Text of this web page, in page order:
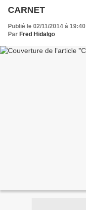
CARNET
Publié le 02/11/2014 à 19:40
Par Fred Hidalgo